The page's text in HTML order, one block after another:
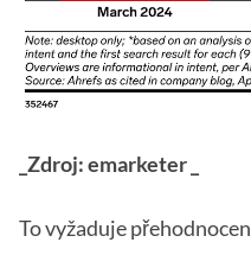
_Zdroj: emarketer _
To vyžaduje